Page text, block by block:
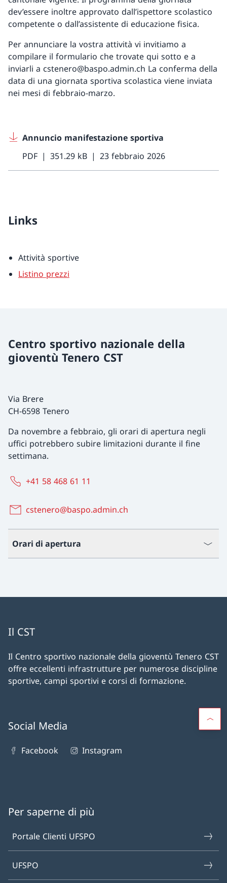
dev’essere inoltre approvato dall’ispettore scolastico
competente o dall’assistente di educazione fisica.
Per annunciare la vostra attività vi invitiamo a
compilare il formulario che trovate qui sotto e a
inviarli a cstenero@baspo.admin.ch La conferma della
data di una giornata sportiva scolastica viene inviata
nei mesi di febbraio-marzo.
Annuncio manifestazione sportiva
PDF
351.29 kB 23 febbraio 2026
Links
Attività sportive
Listino prezzi
Centro sportivo nazionale della
gioventù Tenero CST
Via Brere
CH-6598 Tenero
Da novembre a febbraio, gli orari di apertura negli
uffici potrebbero subire limitazioni durante il fine
settimana.
+41 58 468 61 11
cstenero@baspo.admin.ch
Orari di apertura
Il CST
Il Centro sportivo nazionale della gioventù Tenero CST
offre eccellenti infrastrutture per numerose discipline
sportive, campi sportivi e corsi di formazione.
Social Media
Facebook Instagram
Per saperne di più
Portale Clienti UFSPO
UFSPO